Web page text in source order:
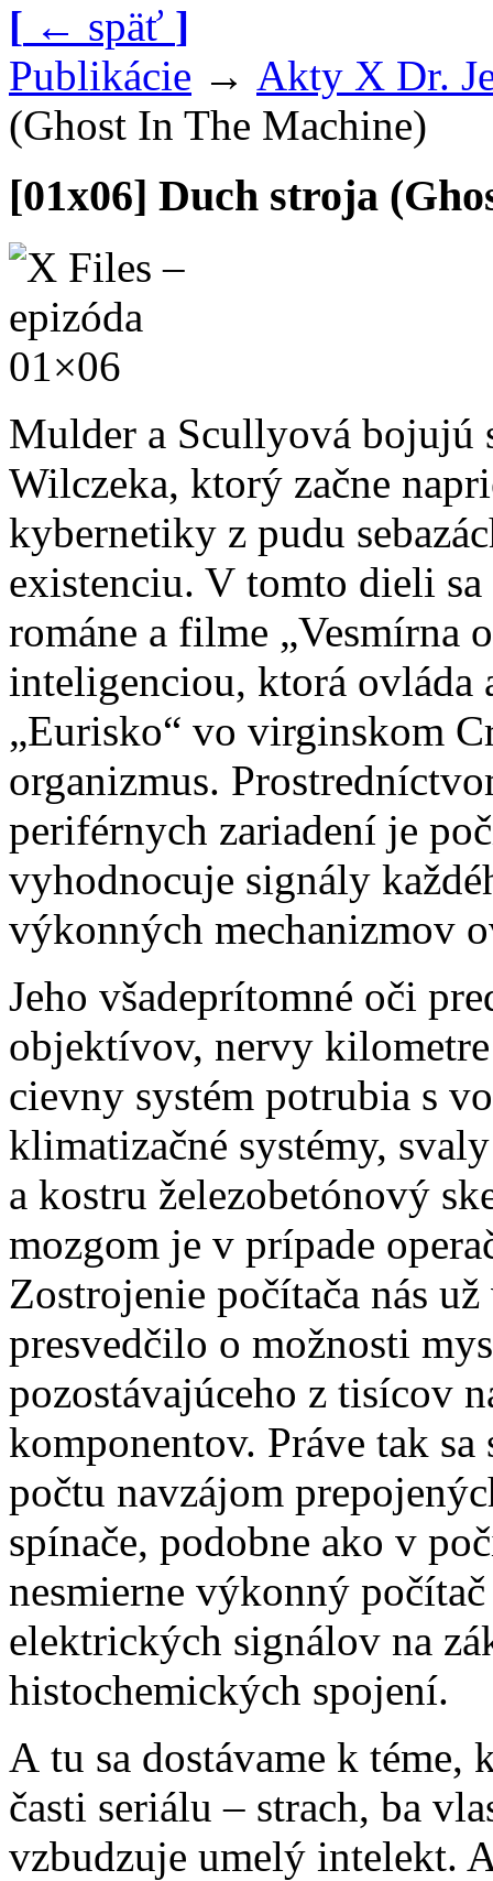
[ ← späť ]
Publikácie → Akty X Dr.
(Ghost In The Machine)
[01x06] Duch stroja
Mulder a Scullyová bojujú
Wilczeka, ktorý začne
kybernetiky z pudu
existenciu. V tomto dieli
románe a filme „Vesmírna
inteligenciou, ktorá
„Eurisko“ vo virginskom
organizmus.
periférnych zariadení je
vyhodnocuje signály
výkonných mechanizmov
Jeho všadeprítomné oči
objektívov, nervy
cievny systém potrubia s
klimatizačné systémy,
a kostru železobetónový
mozgom je v prípade
Zostrojenie počítača nás
presvedčilo o možnosti
pozostávajúceho z tisícov
komponentov. Práve tak
počtu navzájom
spínače, podobne ako v
nesmierne výkonný
elektrických signálov na
histochemických spojení.
A tu sa dostávame k téme,
časti seriálu – strach, ba
vzbudzuje umelý intelekt.